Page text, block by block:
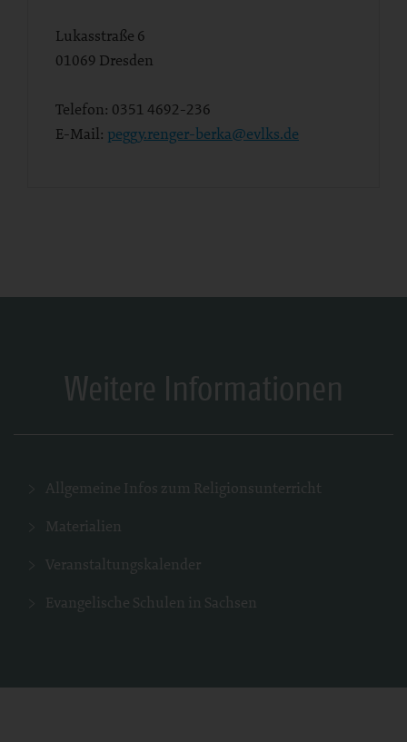
Lukasstraße 6
01069 Dresden
Telefon: 0351 4692-236
E-Mail: peggy.renger-berka@evlks.de
Weitere Informationen
Allgemeine Infos zum Religionsunterricht
Materialien
Veranstaltungskalender
Evangelische Schulen in Sachsen